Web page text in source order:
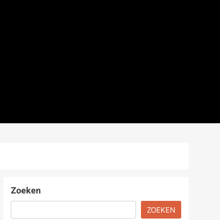
Zoeken
ZOEKEN